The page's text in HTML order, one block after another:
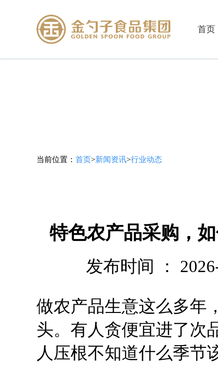
首页
当前位置： 首页>新闻资讯>行业动态
特色农产品采购，
发布时间 ：
做农产品生意这么多年
头。有人贪便宜进了次
人压根不知道什么季节